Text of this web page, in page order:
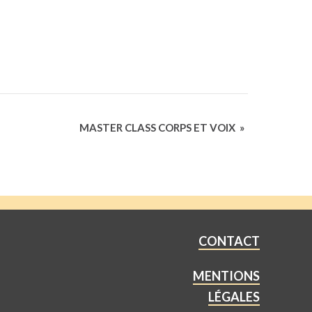
MASTER CLASS CORPS ET VOIX »
CONTACT
MENTIONS
LÉGALES